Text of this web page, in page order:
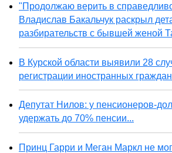
"Продолжаю верить в
Владислав Бакальчук раскрыл
разбирательств с бывшей женой
В Курской области выявили 28
регистрации иностранных
Депутат Нилов: у пенсионеров-
удержать до 70% пенсии...
Принц Гарри и Меган Маркл не